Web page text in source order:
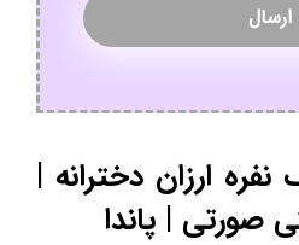
ارزان دخترانه |
صورتی | پاندا